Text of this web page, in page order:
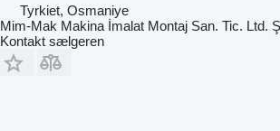
Tyrkiet, Osmaniye
Mim-Mak Makina İmalat Montaj San. Tic. Ltd.
Kontakt sælgeren